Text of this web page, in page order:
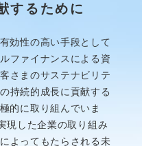
するために
効性の高い手段として
ファイナンスによる資
さまのサステナビリテ
持続的成長に貢献する
的に取り組んでいま
現した企業の取り組み
よってもたらされる未